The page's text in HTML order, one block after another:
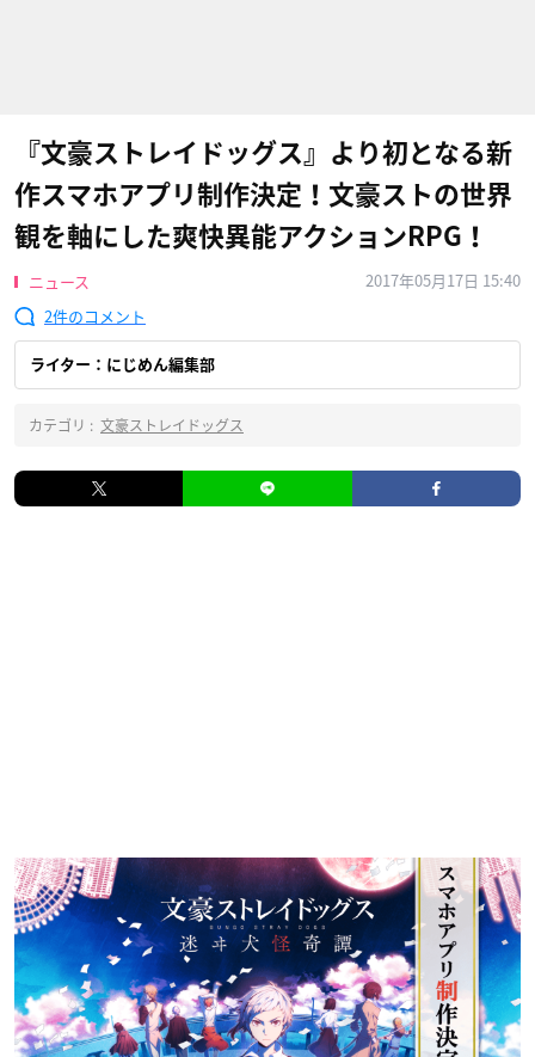
『文豪ストレイドッグス』より初となる新
作スマホアプリ制作決定！文豪ストの世界
観を軸にした爽快異能アクションRPG！
ニュース
2017年05月17日 15:40
2
ライター：にじめん編集部
カテゴリ : 文豪ストレイドッグス